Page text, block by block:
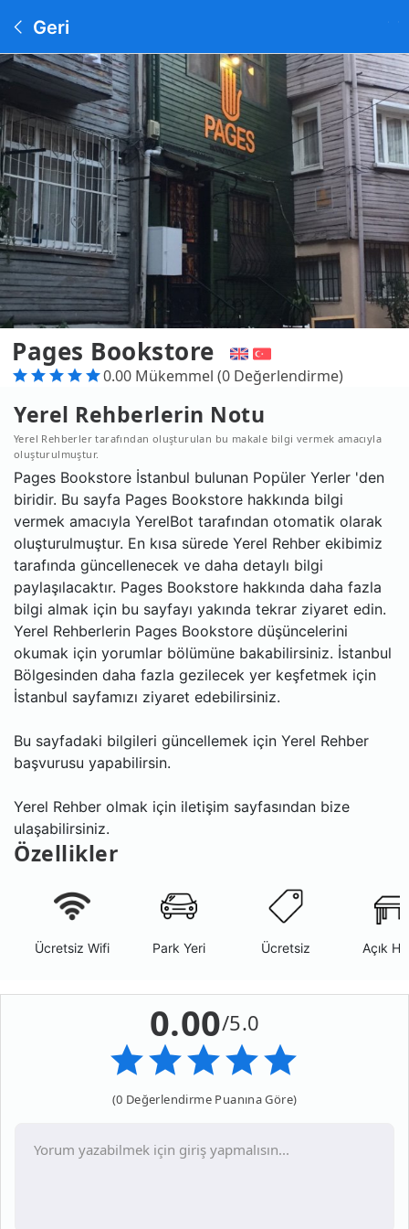
Geri
Pages Bookstore
0.00 Mükemmel (0 Değerlendirme)
Yerel Rehberlerin Notu
Yerel Rehberler tarafından oluşturulan bu makale bilgi vermek amacıyla
oluşturulmuştur.
Pages Bookstore İstanbul bulunan Popüler Yerler 'den
biridir. Bu sayfa Pages Bookstore hakkında bilgi
vermek amacıyla YerelBot tarafından otomatik olarak
oluşturulmuştur. En kısa sürede Yerel Rehber ekibimiz
tarafında güncellenecek ve daha detaylı bilgi
paylaşılacaktır. Pages Bookstore hakkında daha fazla
bilgi almak için bu sayfayı yakında tekrar ziyaret edin.
Yerel Rehberlerin Pages Bookstore düşüncelerini
okumak için yorumlar bölümüne bakabilirsiniz. İstanbul
Bölgesinden daha fazla gezilecek yer keşfetmek için
İstanbul sayfamızı ziyaret edebilirsiniz.
Bu sayfadaki bilgileri güncellemek için Yerel Rehber
başvurusu yapabilirsin.
Yerel Rehber olmak için iletişim sayfasından bize
ulaşabilirsiniz.
Özellikler
Ücretsiz Wifi Park Yeri Ücretsiz Açık
0.00/5.0
(0 Değerlendirme Puanına Göre)